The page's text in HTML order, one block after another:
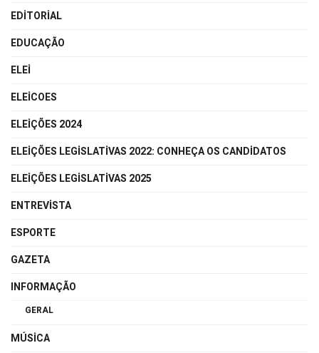
EDITORIAL
EDUCAÇÃO
ELEI
ELEICOES
ELEIÇÕES 2024
ELEIÇÕES LEGISLATIVAS 2022: CONHEÇA OS CANDIDATOS
ELEIÇÕES LEGISLATIVAS 2025
ENTREVISTA
ESPORTE
GAZETA
INFORMAÇÃO
GERAL
MÚSICA